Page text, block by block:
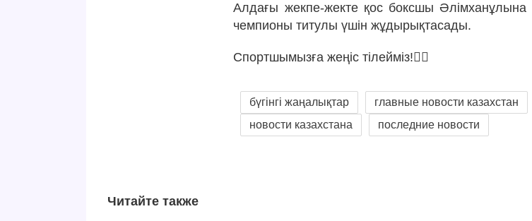
Алдағы жекпе-жекте қос боксшы Әлімханұлына
чемпионы титулы үшін жұдырықтасады.
Спортшымызға жеңіс тілейміз!✊🏻
бүгінгі жаңалықтар главные новости казахстан
новости казахстана
последние новости
Читайте также